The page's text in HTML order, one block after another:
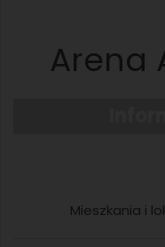
Arena
Mieszkania i